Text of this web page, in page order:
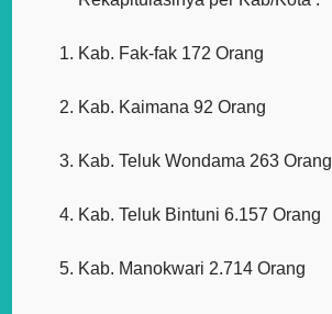
Kab. Fak-fak 172 Orang
Kab. Kaimana 92 Orang
Kab. Teluk Wondama 263 Orang
Kab. Teluk Bintuni 6.157 Orang
Kab. Manokwari 2.714 Orang